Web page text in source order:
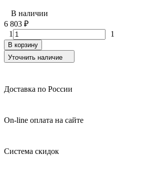
В наличии
6 803 ₽
1
1
В корзину
Уточнить наличие
Доставка по России
On-line оплата на сайте
Система скидок